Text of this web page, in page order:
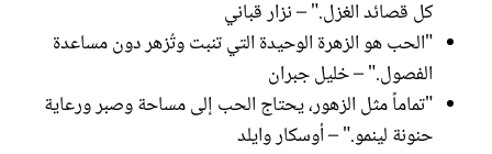
كل قصائد الغزل." – نزار قباني
"الحب هو الزهرة الوحيدة التي تنبت وتُزهر دون مساعدة
الفصول." – خليل جبران
"تماماً مثل الزهور، يحتاج الحب إلى مساحة وصبر ورعاية
حنونة لينمو." – أوسكار وايلد